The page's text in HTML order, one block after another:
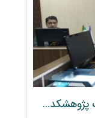
بررسی زمینه‌های همکاری مشترک پژوهشکده حفاظت خاک و آبخیزداری با مؤسسه تحقیقات آب وزارت نیرو